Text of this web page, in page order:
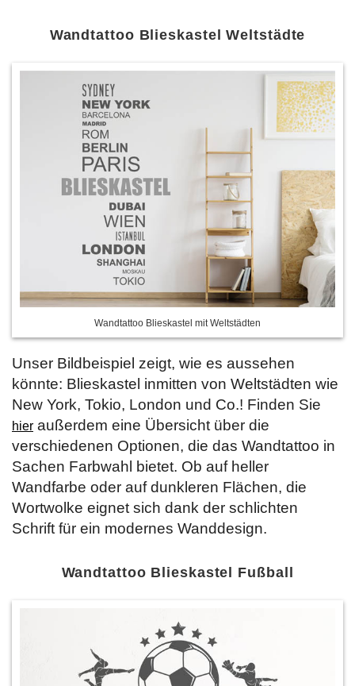
Wandtattoo Blieskastel Weltstädte
Wandtattoo Blieskastel mit Weltstädten
Unser Bildbeispiel zeigt, wie es aussehen
könnte: Blieskastel inmitten von Weltstädten wie
New York, Tokio, London und Co.! Finden Sie
hier außerdem eine Übersicht über die
verschiedenen Optionen, die das Wandtattoo in
Sachen Farbwahl bietet. Ob auf heller
Wandfarbe oder auf dunkleren Flächen, die
Wortwolke eignet sich dank der schlichten
Schrift für ein modernes Wanddesign.
Wandtattoo Blieskastel Fußball